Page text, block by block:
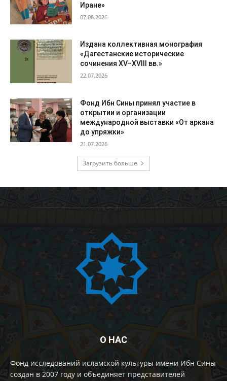
Иране»
07.08.2026
Издана коллективная монография
«Дагестанские исторические
сочинения XV–XVIII вв.»
22.07.2026
Фонд Ибн Сины принял участие в
открытии и организации
международной выставки «От аркана
до упряжки»
21.07.2026
Загрузить больше
О НАС
Фонд исследований исламской культуры имени Ибн Сины
создан в 2007 году и объединяет представителей